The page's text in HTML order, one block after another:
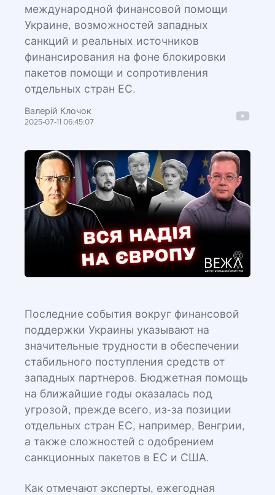
международной финансовой помощи
Украине, возможностей западных
санкций и реальных источников
финансирования на фоне блокировки
пакетов помощи и сопротивления
отдельных стран ЕС.
Валерій Клочок
2025-07-11 06:45:07
Последние события вокруг финансовой
поддержки Украины указывают на
значительные трудности в обеспечении
стабильного поступления средств от
западных партнеров. Бюджетная помощь
на ближайшие годы оказалась под
угрозой, прежде всего, из-за позиции
отдельных стран ЕС, например, Венгрии,
а также сложностей с одобрением
санкционных пакетов в ЕС и США.
Как отмечают эксперты, ежегодная